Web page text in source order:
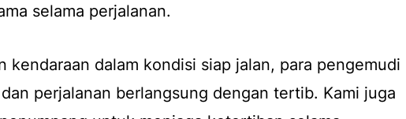
selama perjalanan.
kendaraan dalam kondisi siap jalan, para pengemudi
perjalanan berlangsung dengan tertib. Kami juga